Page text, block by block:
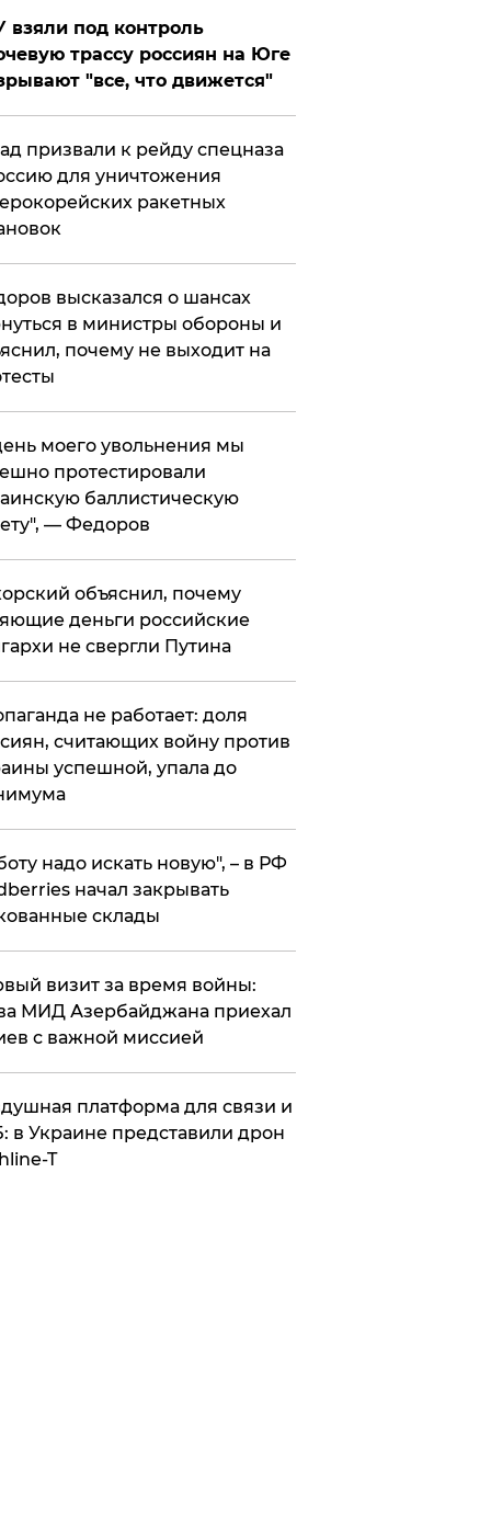
взяли под контроль
трассу россиян на Юге
"все, что движется"
призвали к рейду спецназа
для уничтожения
ракетных
высказался о шансах
в министры обороны и
почему не выходит на
моего увольнения мы
протестировали
баллистическую
— Федоров
объяснил, почему
деньги российские
не свергли Путина
не работает: доля
считающих войну против
успешной, упала до
надо искать новую", – в РФ
начал закрывать
склады
визит за время войны:
МИД Азербайджана приехал
с важной миссией
платформа для связи и
в Украине представили дрон
T